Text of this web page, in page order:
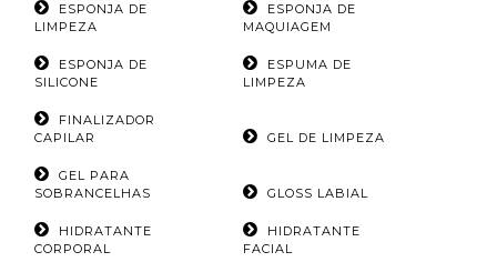
ESPONJA DE
LIMPEZA
ESPONJA DE
MAQUIAGEM
ESPONJA DE
SILICONE
ESPUMA DE
LIMPEZA
FINALIZADOR
CAPILAR
GEL DE LIMPEZA
GEL PARA
SOBRANCELHAS
GLOSS LABIAL
HIDRATANTE
CORPORAL
HIDRATANTE
FACIAL